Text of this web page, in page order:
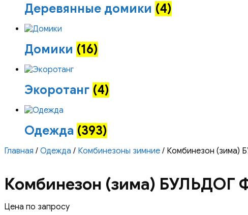
Деревянные домики (4)
Домики (16)
Экоротанг (4)
Одежда (393)
Главная / Одежда / Комбинезоны зимние / Комбинезон (зима)
Комбинезон (зима) БУЛЬДОГ
Цена по запросу